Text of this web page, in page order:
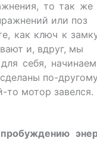
то так же
или поз
как ключ к
и, вдруг, мы
себя,
по-другому
то мотор завелся.